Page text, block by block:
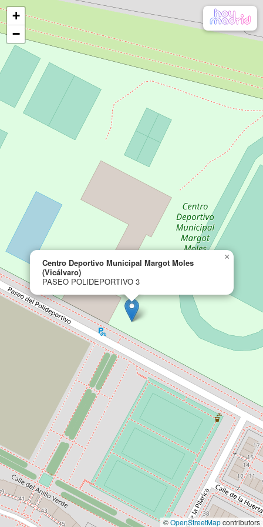
Centro Deportivo Municipal Margot Moles
(Vicálvaro)
PASEO POLIDEPORTIVO 3
×
+
−
©OpenStreetMapcontributors